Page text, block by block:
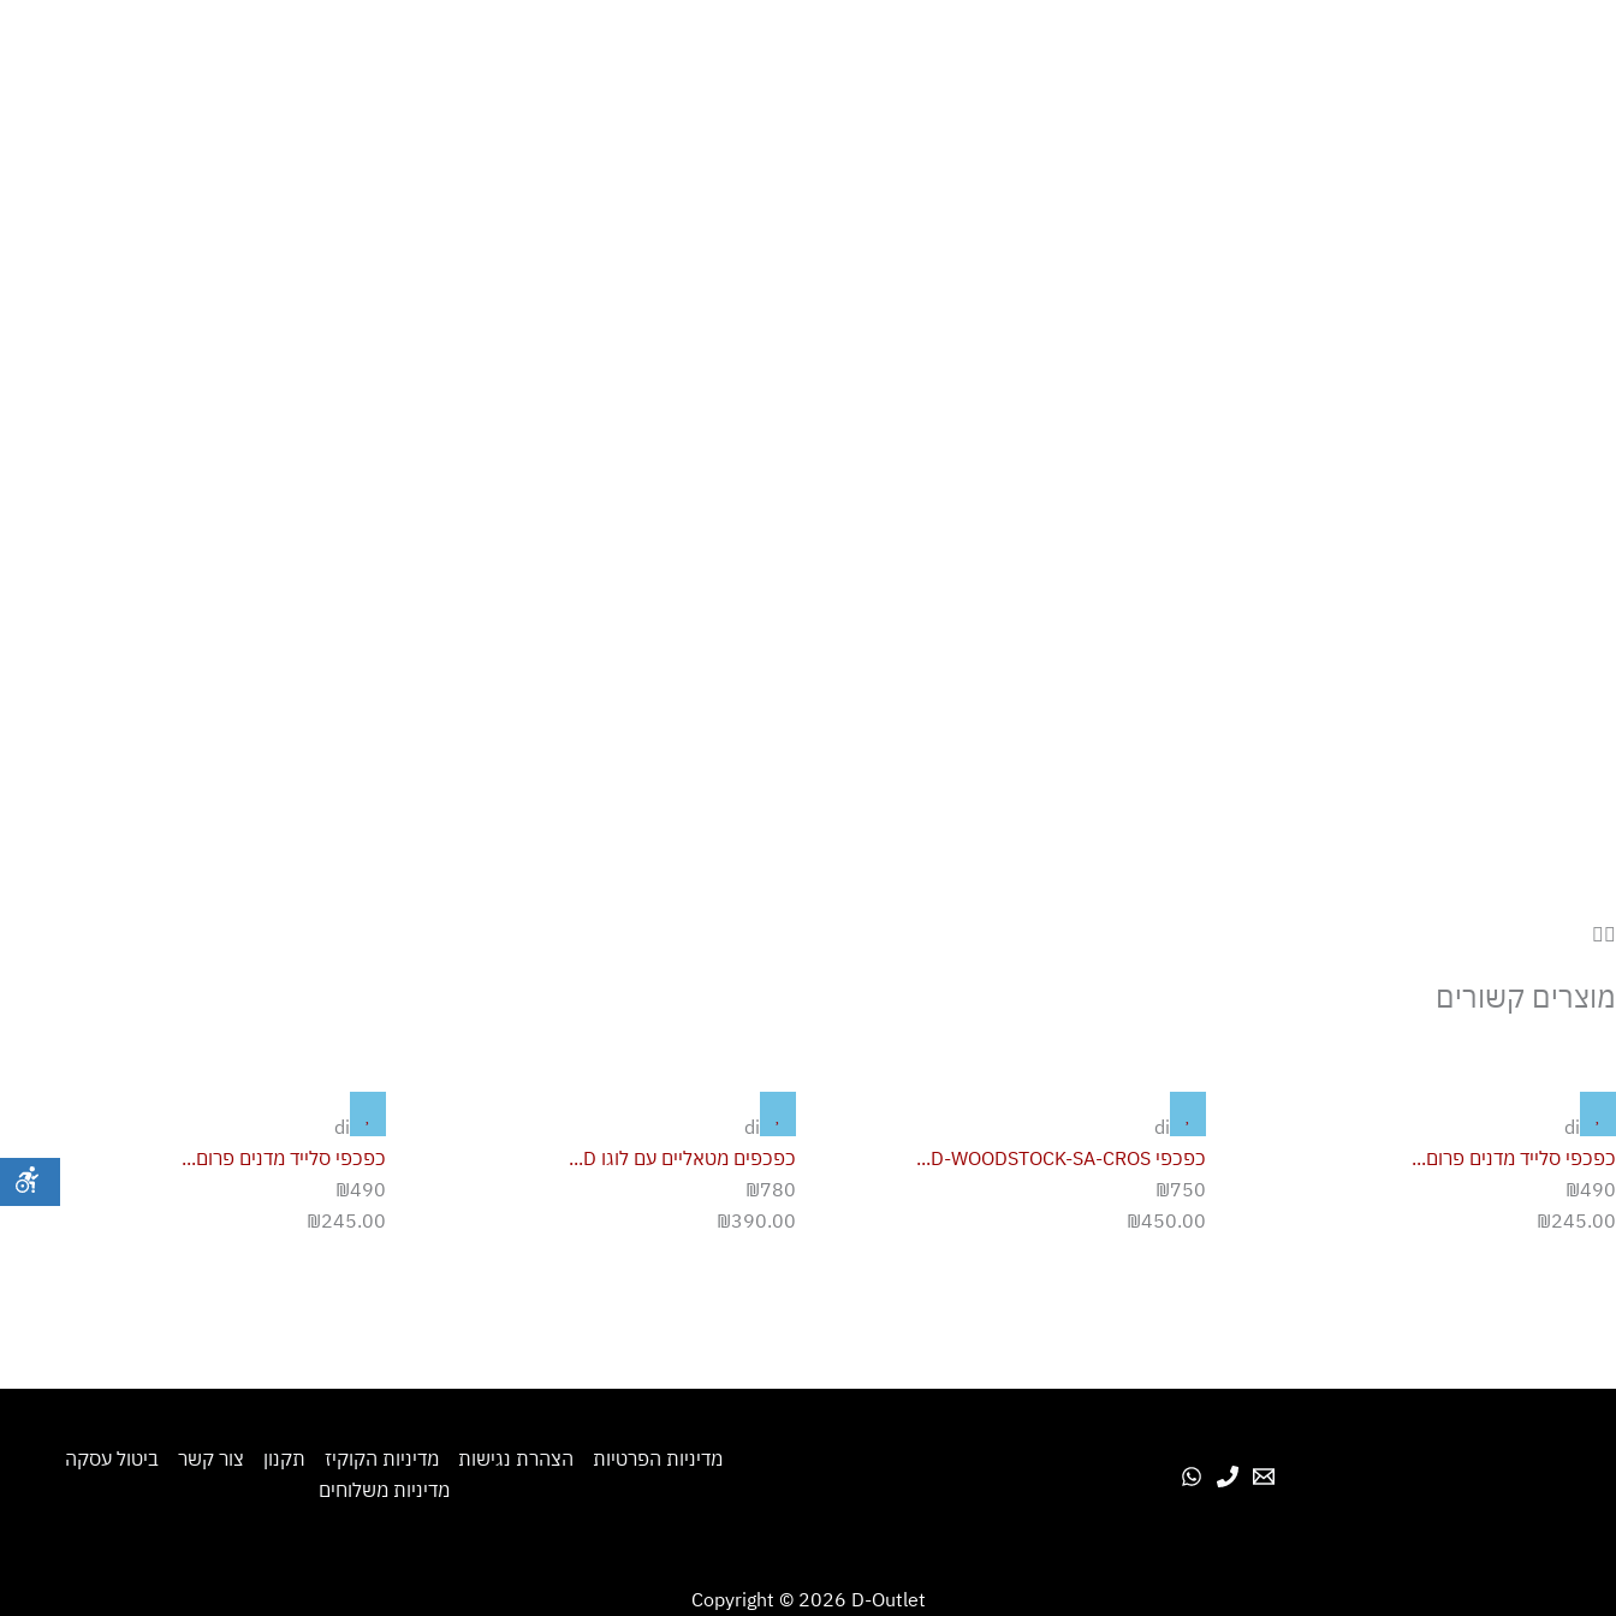
מוצרים קשורים
diesel
כפכפי סלייד מדנים פרום...
₪490
₪245.00
diesel
כפכפי D-WOODSTOCK-SA-CROS...
₪750
₪450.00
diesel
כפכפים מטאליים עם לוגו D...
₪780
₪390.00
diesel
כפכפי סלייד מדנים פרום...
₪490
₪245.00
מדיניות הפרטיות הצהרת נגישות מדיניות הקוקיז תקנון צור קשר
ביטול עסקה
מדיניות משלוחים
Copyright © 2026 D-Outlet